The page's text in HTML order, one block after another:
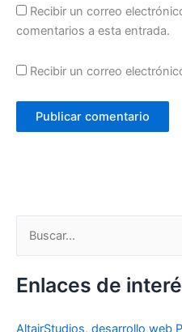
Recibir un correo
comentarios a esta entrada.
Recibir un correo
c
Enlaces de
AltairStudios, desarrollo web